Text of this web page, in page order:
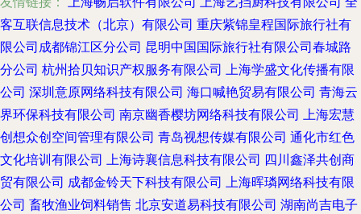
客互联信息技术（北京）有限公司 重庆紫锦皇程国际旅行社有
限公司成都锦江区分公司 昆明中国国际旅行社有限公司春城路
分公司 杭州拾贝知识产权服务有限公司 上海学盛文化传播有限
公司 深圳意原网络科技有限公司 海口喊艳贸易有限公司 青海云
界环保科技有限公司 南京幽香樱坊网络科技有限公司 上海宏慧
创想众创空间管理有限公司 青岛视想传媒有限公司 通化市红色
文化培训有限公司 上海诗襄信息科技有限公司 四川鑫泽共创商
贸有限公司 成都金铃天下科技有限公司 上海晖璘网络科技有限
公司 畜牧渔业饲料销售 北京安道易科技有限公司 湖南尚吉电子